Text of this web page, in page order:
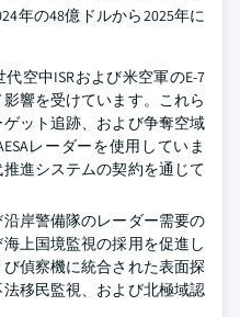
年の48億ドルから2025年に
空中ISRおよび米空軍のE-7
響を受けています。これら
ット追跡、および争奪空域
レーダーを使用していま
進システムの契約を通じて
岸警備隊のレーダー需要の
上国境監視の採用を促進し
偵察機に統合された表面探
移民監視、および北極域認